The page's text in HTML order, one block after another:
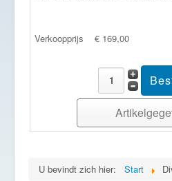
Verkoopprijs € 169,00
U bevindt zich hier: Start